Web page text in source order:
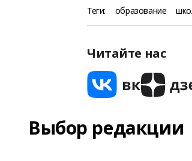
Теги: образование
Читайте нас
Выбор редакции